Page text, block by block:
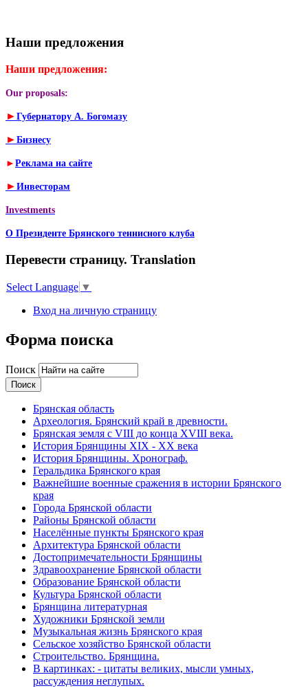
Наши предложения
Наши предложения:
Our proposals:
► Губернатору А. Богомазу
► Бизнесу
► Реклама на сайте
► Инвесторам
Investments
О Президенте Брянского теннисного клуба
Перевести страницу. Translation
Select Language ▼
Вход на личную страницу
Форма поиска
Поиск
Брянская область
Археология. Брянский край в древности.
Брянская земля с VIII до конца XVIII века.
История Брянщины XIX - XX века
История Брянщины. Хронограф.
Геральдика Брянского края
Важнейшие военные сражения в истории Брянского
края
Города Брянской области
Районы Брянской области
Населённые пункты Брянского края
Архитектура Брянской области
Достопримечательности Брянщины
Здравоохранение Брянской области
Образование Брянской области
Культура Брянской области
Брянщина литературная
Художники Брянской земли
Музыкальная жизнь Брянского края
Сельское хозяйство Брянской области
Строительство. Брянщина.
В картинках: - цитаты великих, мысли умных,
рассуждения неглупых.